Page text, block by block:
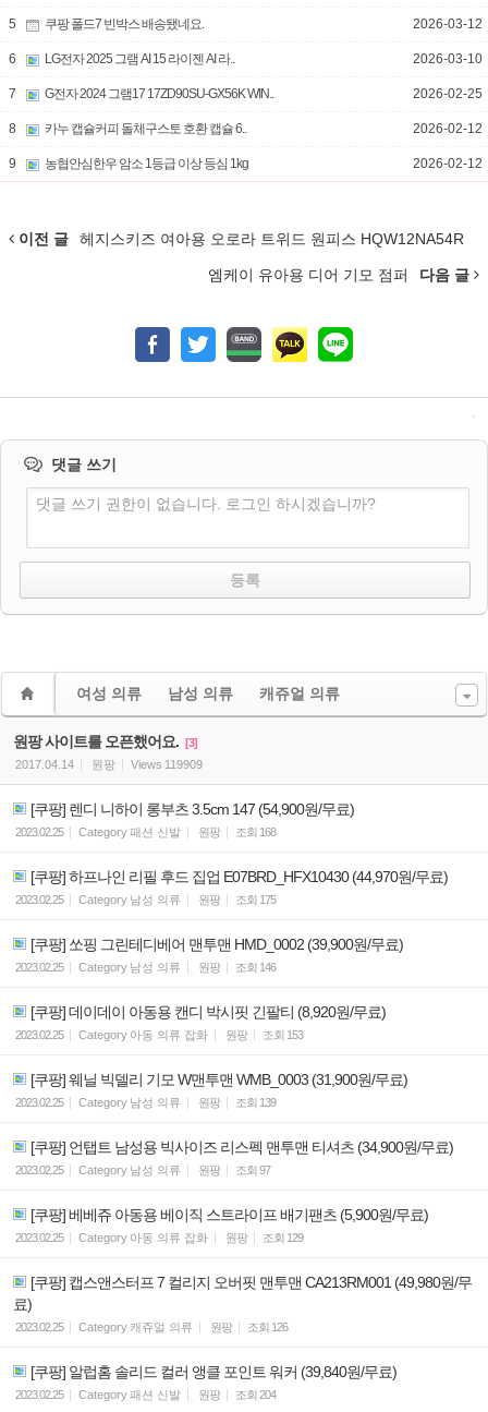
5 쿠팡 폴드7 빈박스 배송됐네요. 2026-03-12
6 LG전자 2025 그램 AI 15 라이젠 AI 라.. 2026-03-10
7 G전자 2024 그램17 17ZD90SU-GX56K WIN.. 2026-02-25
8 카누 캡슐커피 돌체구스토 호환 캡슐 6.. 2026-02-12
9 농협안심한우 암소 1등급 이상 등심 1kg 2026-02-12
이전 글 헤지스키즈 여아용 오로라 트위드 원피스 HQW12NA54R
엠케이 유아용 디어 기모 점퍼 다음 글
댓글 쓰기
댓글 쓰기 권한이 없습니다. 로그인 하시겠습니까?
여성 의류 남성 의류 캐쥬얼 의류
원팡 사이트를 오픈했어요. [3]
2017.04.14
원팡 Views 119909
[쿠팡] 렌디 니하이 롱부츠 3.5cm 147 (54,900원/무료)
2023.02.25 Category패션 신발 원팡 조회 168
[쿠팡] 하프나인 리필 후드 집업 E07BRD_HFX10430 (44,970원/무료)
2023.02.25 Category 남성 의류 원팡 조회 175
[쿠팡] 쏘핑 그린테디베어 맨투맨 HMD_0002 (39,900원/무료)
2023.02.25 Category 남성 의류 원팡 조회 146
[쿠팡] 데이데이 아동용 캔디 박시핏 긴팔티 (8,920원/무료)
2023.02.25 Category 아동 의류 잡화 원팡 조회 153
[쿠팡] 웨닐 빅델리 기모 W맨투맨 WMB_0003 (31,900원/무료)
2023.02.25 Category 남성 의류 원팡 조회 139
[쿠팡] 언탭트 남성용 빅사이즈 리스펙 맨투맨 티셔츠 (34,900원/무료)
2023.02.25 Category 남성 의류 원팡 조회 97
[쿠팡] 베베쥬 아동용 베이직 스트라이프 배기팬츠 (5,900원/무료)
2023.02.25 Category 아동 의류 잡화 원팡 조회 129
[쿠팡] 캡스앤스터프 7 컬리지 오버핏 맨투맨 CA213RM001 (49,980원/무
료)
2023.02.25 Category 캐쥬얼 의류 원팡 조회 126
[쿠팡] 알럽홈 솔리드 컬러 앵클 포인트 워커 (39,840원/무료)
2023.02.25 Category패션 신발 원팡 조회 204